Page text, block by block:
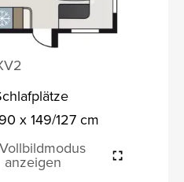
x 149/127 cm
anzeigen